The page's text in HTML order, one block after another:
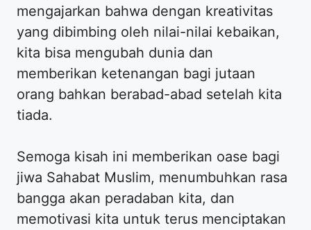
mengajarkan bahwa dengan kreativitas
yang dibimbing oleh nilai-nilai kebaikan,
kita bisa mengubah dunia dan
memberikan ketenangan bagi jutaan
orang bahkan berabad-abad setelah kita
tiada.
Semoga kisah ini memberikan oase bagi
jiwa Sahabat Muslim, menumbuhkan rasa
bangga akan peradaban kita, dan
memotivasi kita untuk terus menciptakan